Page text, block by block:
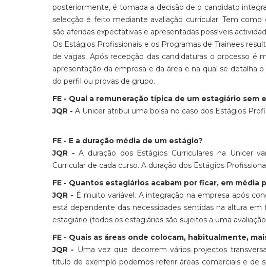
posteriormente, é tomada a decisão de o candidato
selecção é feito mediante avaliação curricular. Tem
são aferidas expectativas e apresentadas possíveis
Os Estágios Profissionais e os Programas de Trainees
de vagas. Após recepção das candidaturas o processo é
apresentação da empresa e da área e na qual se detalha
do perfil ou provas de grupo.
FE - Qual a remuneração típica de um estagiário sem
JQR - A Unicer atribui uma bolsa no caso dos Estágios
FE - E a duração média de um estágio?
JQR - A duração dos Estágios Curriculares na Unicer
Curricular de cada curso. A duração dos Estágios
FE - Quantos estagiários acabam por ficar, em média
JQR - É muito variável. A integração na empresa após
está dependente das necessidades sentidas na altura
estagiário (todos os estagiários são sujeitos a uma
FE - Quais as áreas onde colocam, habitualmente,
JQR - Uma vez que decorrem vários projectos
título de exemplo podemos referir áreas comerciais e de